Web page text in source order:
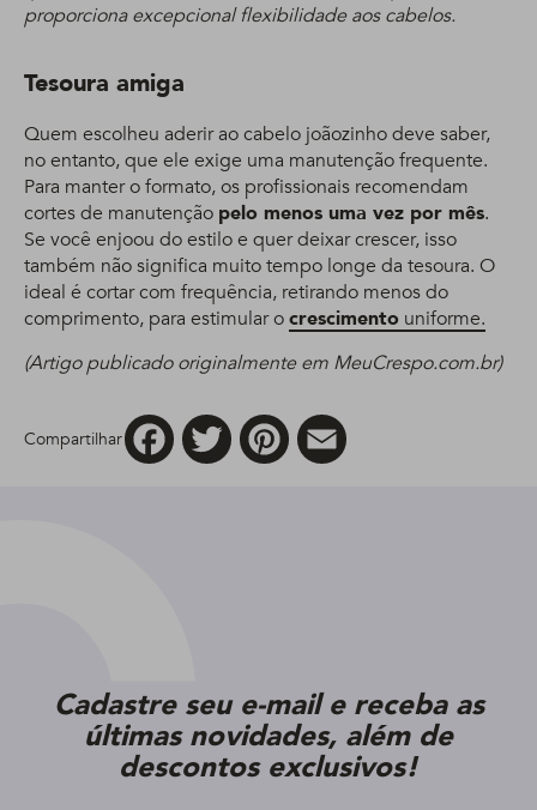
proporciona excepcional flexibilidade aos cabelos.
Tesoura amiga
Quem escolheu aderir ao cabelo joãozinho deve saber,
no entanto, que ele exige uma manutenção frequente.
Para manter o formato, os profissionais recomendam
cortes de manutenção pelo menos uma vez por mês.
Se você enjoou do estilo e quer deixar crescer, isso
também não significa muito tempo longe da tesoura. O
ideal é cortar com frequência, retirando menos do
comprimento, para estimular ocrescimento uniforme.
(Artigo publicado originalmente em MeuCrespo.com.br)
Compartilhar
FacebookTwitter Pinterest
Cadastre seu e-mail e receba as
últimas novidades, além de
descontos exclusivos!